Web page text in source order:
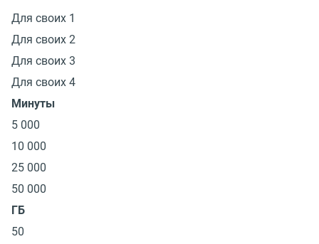
Для своих 1
Для своих 2
Для своих 3
Для своих 4
Минуты
5 000
10 000
25 000
50 000
ГБ
50